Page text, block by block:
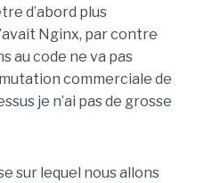
d’abord plus
Nginx, par contre
au code ne va pas
mutation commerciale de
je n’ai pas de grosse
sur lequel nous allons